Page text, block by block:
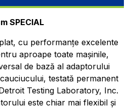
SPECIAL
cu performanțe excelente
aproape toate mașinile,
de bază al adaptorului
testată permanent
Testing Laboratory, Inc.
este chiar mai flexibil și